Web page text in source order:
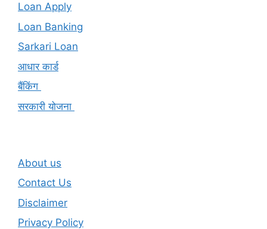
Loan Apply
Loan Banking
Sarkari Loan
आधार कार्ड
बैंकिंग
सरकारी योजना
About us
Contact Us
Disclaimer
Privacy Policy